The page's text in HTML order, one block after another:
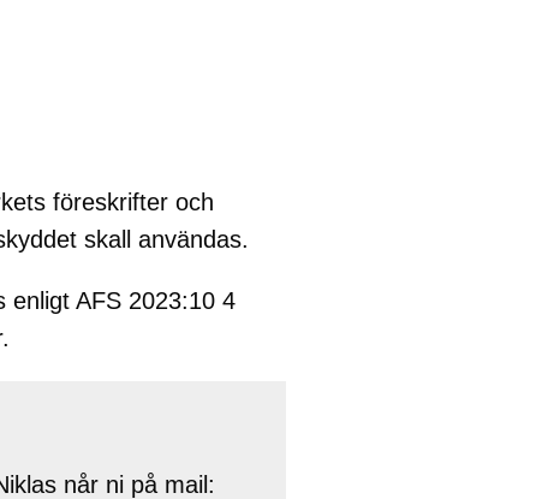
föreskrifter och
skall användas.
enligt AFS 2023:10 4
når ni på mail: